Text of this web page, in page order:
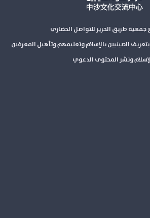
جمعية طريق الحرير للتواصل الحضاري
الصينيين بالإسلام وتعليمهم وتأهيل المعرفين
ونشر المحتوى الدعوي